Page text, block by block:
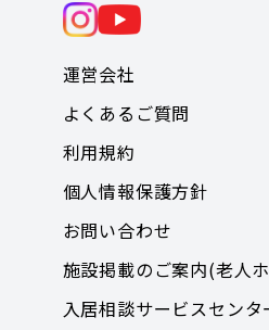
運営会社
よくあるご質問
利用規約
個人情報保護方針
お問い合わせ
施設掲載のご案内(老人
入居相談サービスセンタ